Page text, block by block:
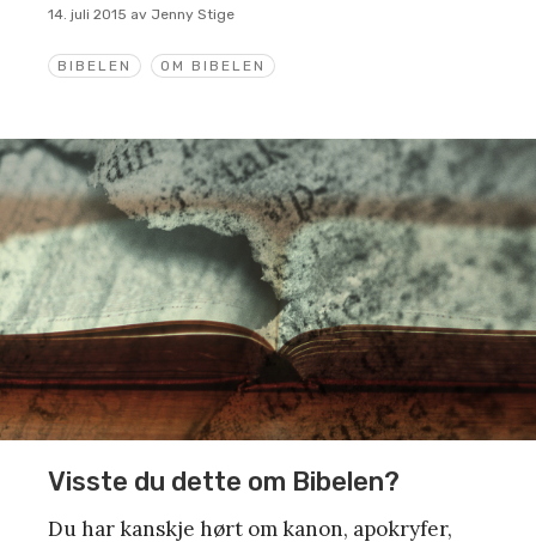
BIBELEN OM BIBELEN
14. juli 2015 av Jenny Stige
Visste du dette om Bibelen?
Du har kanskje hørt om kanon, apokryfer,